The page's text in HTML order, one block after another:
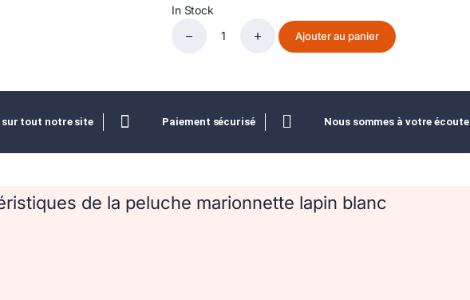
In Stock
Ajouter au panier
tout notre site Paiement sécurisé Nous sommes à votre écoute
de la peluche marionnette lapin blanc